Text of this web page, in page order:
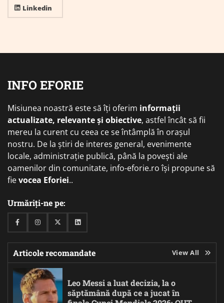
Linkedin
INFO EFORIE
Misiunea noastră este să îți oferim informații
actualizate, relevante și obiective, astfel încât să fii
mereu la curent cu ceea ce se întâmplă în orașul
nostru. De la știri de interes general, evenimente
locale, administrație publică, până la povești ale
oamenilor din comunitate, info-eforie.ro își propune să
fievocea Eforiei..
Urmăriți-ne pe:
FacebookInstagramTwitterLinkedin
Articole recomandate View All
Leo Messi a luat decizia, la o
săptămână după ce a jucat în